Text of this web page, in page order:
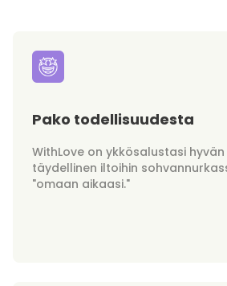
Pako todellisuudesta
WithLove on ykkösalustasi
täydellinen iltoihin
"omaan aikaasi."